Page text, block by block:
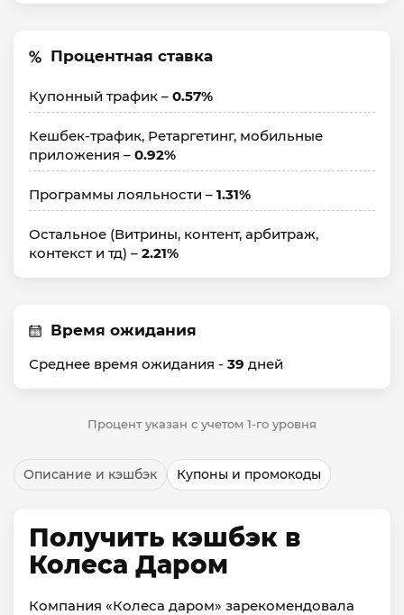
Процентная ставка
Купонный трафик – 0.57%
Кешбек-трафик, Ретаргетинг, мобильные
приложения – 0.92%
Программы лояльности – 1.31%
Остальное (Витрины, контент, арбитраж,
контекст и тд) – 2.21%
Время ожидания
Среднее время ожидания - 39 дней
Процент указан с учетом 1-го уровня
Описание и кэшбэк Купоны и промокоды
Получить кэшбэк в
Колеса Даром
Компания «Колеса даром» зарекомендовала